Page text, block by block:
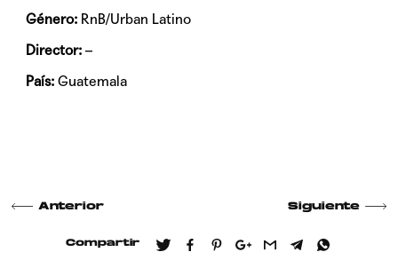
Género: RnB/Urban Latino
Director: –
País: Guatemala
Anterior Siguiente
Compartir